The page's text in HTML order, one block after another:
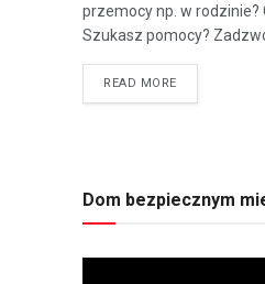
przemocy np. w rodzinie?
Szukasz pomocy?
READ MORE
Dom bezpiecznym